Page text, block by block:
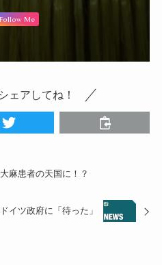
Follow Me
ェアしてね！
麻患者の天国に！？
イツ政府に「待った」